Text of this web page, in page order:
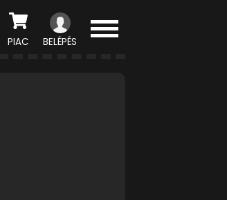
PIAC BELÉPÉS